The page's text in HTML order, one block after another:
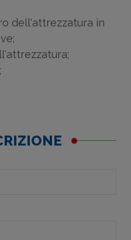
dell'attrezzatura in